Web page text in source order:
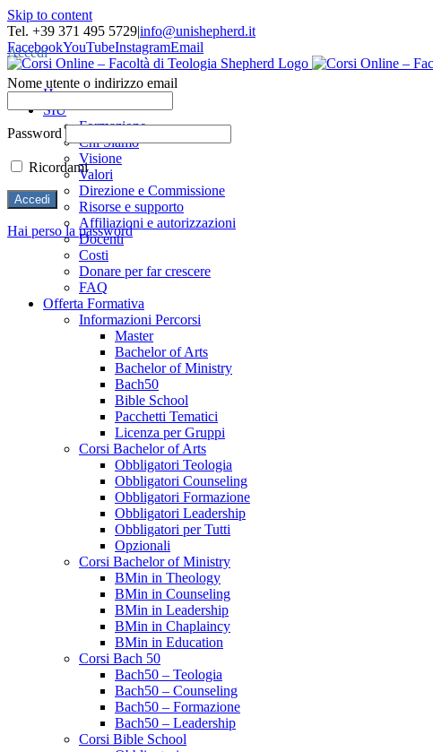
Skip to content
Tel. +39 371 495 5729|info@unishepherd.it
FacebookYouTubeInstagramEmail
Home
SIU
Formazione
Chi Siamo
Visione
Valori
Direzione e Commissione
Risorse e supporto
Affiliazioni e autorizzazioni
Docenti
Costi
Donare per far crescere
FAQ
Offerta Formativa
Informazioni Percorsi
Master
Bachelor of Arts
Bachelor of Ministry
Bach50
Bible School
Pacchetti Tematici
Licenza per Gruppi
Corsi Bachelor of Arts
Obbligatori Teologia
Obbligatori Counseling
Obbligatori Formazione
Obbligatori Leadership
Obbligatori per Tutti
Opzionali
Corsi Bachelor of Ministry
BMin in Theology
BMin in Counseling
BMin in Leadership
BMin in Chaplaincy
BMin in Education
Corsi Bach 50
Bach50 – Teologia
Bach50 – Counseling
Bach50 – Formazione
Bach50 – Leadership
Corsi Bible School
Accedi
Nome utente o indirizzo email
Password
Ricordami
Hai perso la password